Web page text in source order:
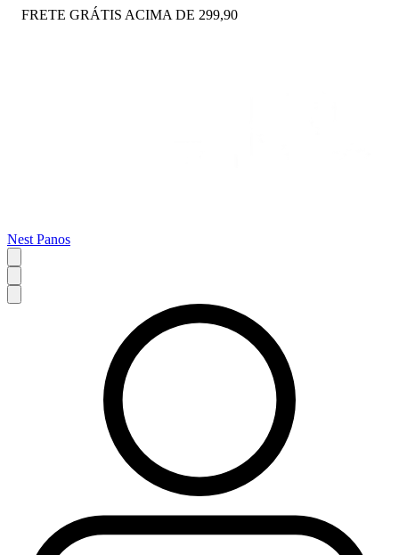
FRETE GRÁTIS ACIMA DE 299,90
Nest Panos